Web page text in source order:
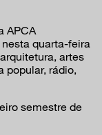
APCA
quarta-feira
artes
rádio,
semestre de